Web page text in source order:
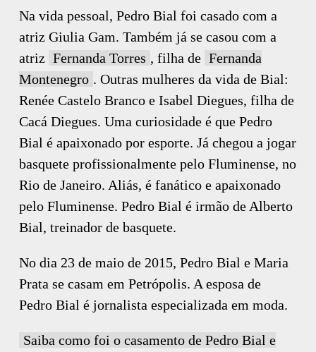
Na vida pessoal, Pedro Bial foi casado com a
atriz Giulia Gam. Também já se casou com a
atriz Fernanda Torres , filha de Fernanda
Montenegro . Outras mulheres da vida de Bial:
Renée Castelo Branco e Isabel Diegues, filha de
Cacá Diegues. Uma curiosidade é que Pedro
Bial é apaixonado por esporte. Já chegou a jogar
basquete profissionalmente pelo Fluminense, no
Rio de Janeiro. Aliás, é fanático e apaixonado
pelo Fluminense. Pedro Bial é irmão de Alberto
Bial, treinador de basquete.
No dia 23 de maio de 2015, Pedro Bial e Maria
Prata se casam em Petrópolis. A esposa de
Pedro Bial é jornalista especializada em moda.
Saiba como foi o casamento de Pedro Bial e